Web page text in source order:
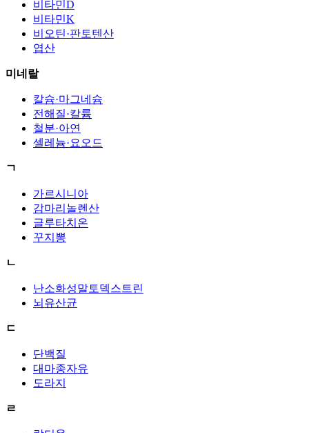
비타민D
비타민K
비오틴·판토텐산
엽산
미네랄
칼슘·마그네슘
전해질·칼륨
철분·아연
셀레늄·요오드
ㄱ
가르시니아
감마리놀렌산
글루타치온
꾸지뽕
ㄴ
난소화성말토덱스트린
뇌유산균
ㄷ
단백질
대마종자유
도라지
ㄹ